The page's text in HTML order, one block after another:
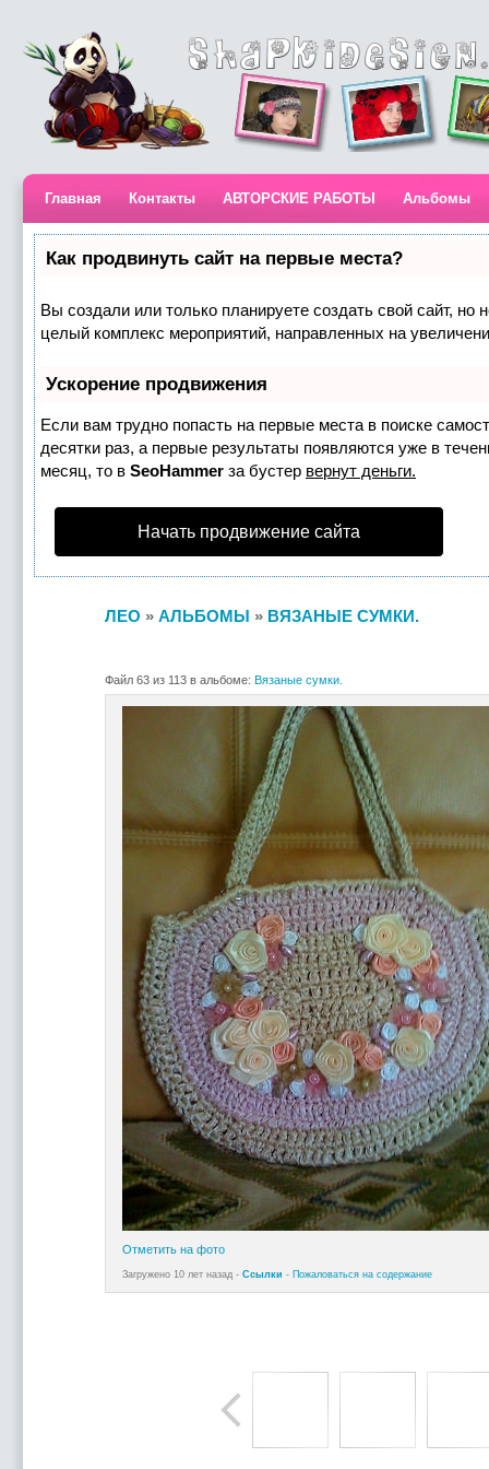
Главная Контакты АВТОРСКИЕ РАБОТЫ Альбомы
Как продвинуть сайт на первые места?
Вы создали или только планируете создать свой сайт, но
целый комплекс мероприятий, направленных на
Ускорение продвижения
Если вам трудно попасть на первые места в поиске
десятки раз, а первые результаты появляются уже в
месяц, то в SeoHammer за бустер вернут деньги.
Начать продвижение сайта
ЛЕО » АЛЬБОМЫ » ВЯЗАНЫЕ СУМКИ.
Файл 63 из 113 в альбоме: Вязаные сумки.
Отметить на фото
Загружено 10 лет назад - Ссылки - Пожаловаться на содержание